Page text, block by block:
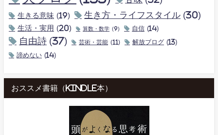
生きる意味 (19) 生き方・ライフスタイル (30)
生活・実用 (20) 算数・数学 (9) 自信 (14)
自由詩 (37) 芸術・芸能 (11) 解放ブログ (13)
諦めない (14)
おススメ書籍（kindle本）